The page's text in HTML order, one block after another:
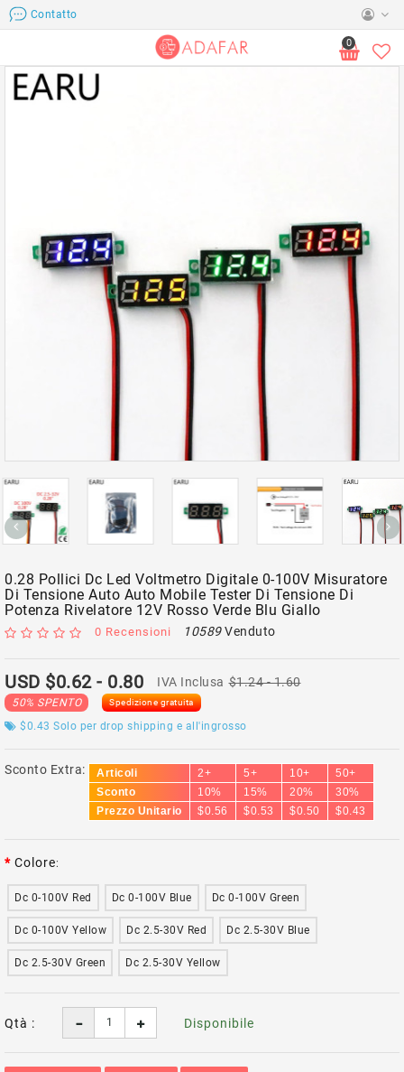
Contatto
0
0.28 Pollici Dc Led Voltmetro Digitale 0-100V Misuratore
Di Tensione Auto Auto Mobile Tester Di Tensione Di
Potenza Rivelatore 12V Rosso Verde Blu Giallo
0 Recensioni 10589Venduto
USD $0.62- 0.80 IVA Inclusa $1.24- 1.60
50% SPENTO Spedizione gratuita
$0.43 Solo per drop shipping e all'ingrosso
Sconto Extra: Articoli 2+ 5+ 10+
50+
Sconto
10% 15% 20%
30%
Prezzo Unitario
$0.56 $0.53 $0.50 $0.43
Colore
Dc 0-100V Red Dc 0-100V Blue Dc 0-100V Green
Dc 0-100V Yellow Dc 2.5-30V Red Dc 2.5-30V Blue
Dc 2.5-30V Green Dc 2.5-30V Yellow
Qtà : Disponibile